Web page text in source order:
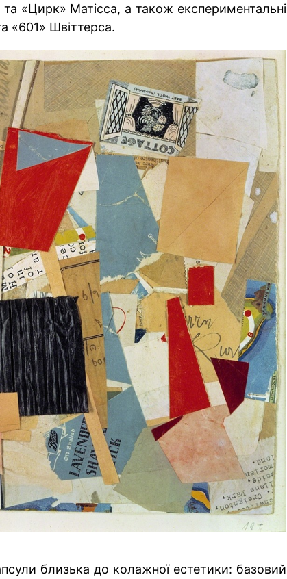
та «Цирк» Матісса, а також експериментальні
«601» Швіттерса.
близька до колажної естетики: базовий